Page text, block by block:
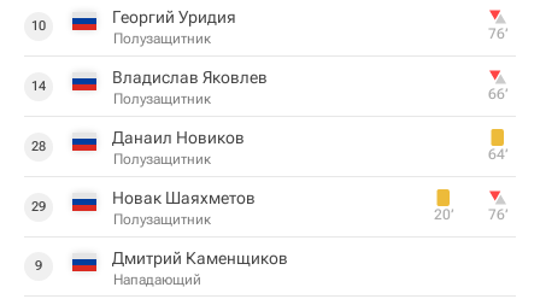
10 Георгий Уридия
Полузащитник 76‎’‎
14 Владислав Яковлев
Полузащитник 66‎’‎
28 Данаил Новиков
Полузащитник 64‎’‎
29 Новак Шаяхметов
Полузащитник 20‎’‎ 76‎’‎
9 Дмитрий Каменщиков
Нападающий